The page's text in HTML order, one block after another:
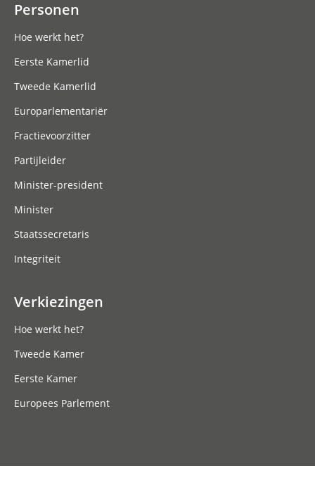
Personen
Hoe werkt het?
Eerste Kamerlid
Tweede Kamerlid
Europarlementariër
Fractievoorzitter
Partijleider
Minister-president
Minister
Staatssecretaris
Integriteit
Verkiezingen
Hoe werkt het?
Tweede Kamer
Eerste Kamer
Europees Parlement